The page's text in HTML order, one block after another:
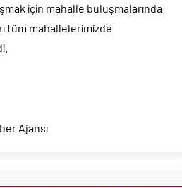
için mahalle buluşmalarında
tüm mahallelerimizde
Ajansı